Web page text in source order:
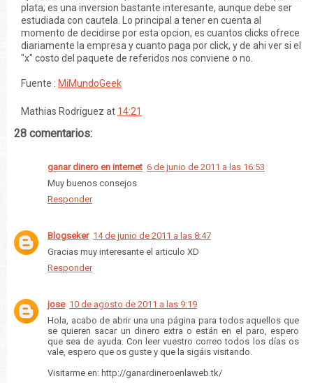
plata; es una inversion bastante interesante, aunque debe ser
estudiada con cautela. Lo principal a tener en cuenta al
momento de decidirse por esta opcion, es cuantos clicks ofrece
diariamente la empresa y cuanto paga por click, y de ahi ver si el
"x" costo del paquete de referidos nos conviene o no.
Fuente : MiMundoGeek
Mathias Rodriguez at 14:21
28 comentarios:
ganar dinero en internet 6 de junio de 2011 a las 16:53
Muy buenos consejos
Responder
Blogseker 14 de junio de 2011 a las 8:47
Gracias muy interesante el articulo XD
Responder
jose 10 de agosto de 2011 a las 9:19
Hola, acabo de abrir una una página para todos aquellos que
se quieren sacar un dinero extra o están en el paro, espero
que sea de ayuda. Con leer vuestro correo todos los días os
vale, espero que os guste y que la sigáis visitando.
Visitarme en: http://ganardineroenlaweb.tk/